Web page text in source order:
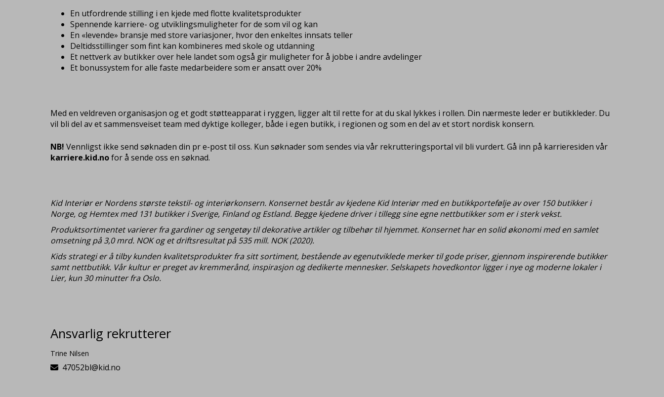
En utfordrende stilling i en kjede med flotte kvalitetsprodukter
Spennende karriere- og utviklingsmuligheter for de som vil og kan
En «levende» bransje med store variasjoner, hvor den enkeltes innsats teller
Deltidsstillinger som fint kan kombineres med skole og utdanning
Et nettverk av butikker over hele landet som også gir muligheter for å jobbe i andre avdelinger
Et bonussystem for alle faste medarbeidere som er ansatt over 20%
Med en veldreven organisasjon og et godt støtteapparat i ryggen, ligger alt til rette for at du skal lykkes i rollen. Din nærmeste leder er butikkleder. Du
vil bli del av et sammensveiset team med dyktige kolleger, både i egen butikk, i regionen og som en del av et stort nordisk konsern.
NB! Vennligst ikke send søknaden din pr e-post til oss. Kun søknader som sendes via vår rekrutteringsportal vil bli vurdert. Gå inn på karrieresiden vår
karriere.kid.nofor å sende oss en søknad.
Kid Interiør er Nordens største tekstil- og interiørkonsern. Konsernet består av kjedene Kid Interiør med en butikkportefølje av over 150 butikker i
Norge, og Hemtex med 131 butikker i Sverige, Finland og Estland. Begge kjedene driver i tillegg sine egne nettbutikker som er i sterk vekst.
Produktsortimentet varierer fra gardiner og sengetøy til dekorative artikler og tilbehør til hjemmet. Konsernet har en solid økonomi med en samlet
omsetning på 3,0 mrd. NOK og et driftsresultat på 535 mill. NOK (2020).
Kids strategi er å tilby kunden kvalitetsprodukter fra sitt sortiment, bestående av egenutviklede merker til gode priser, gjennom inspirerende butikker
samt nettbutikk. Vår kultur er preget av kremmerånd, inspirasjon og dedikerte mennesker. Selskapets hovedkontor ligger i nye og moderne lokaler i
Lier, kun 30 minutter fra Oslo.
Ansvarlig rekrutterer
Trine Nilsen
47052bl@kid.no